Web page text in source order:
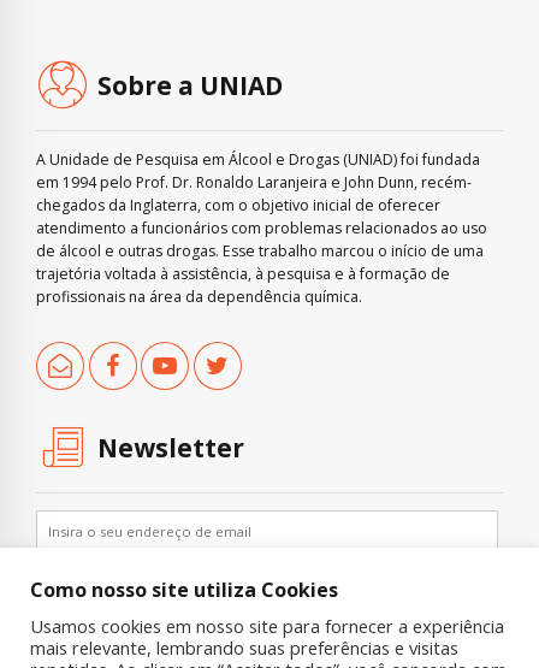
Sobre a UNIAD
A Unidade de Pesquisa em Álcool e Drogas (UNIAD) foi fundada
em 1994 pelo Prof. Dr. Ronaldo Laranjeira e John Dunn, recém-
chegados da Inglaterra, com o objetivo inicial de oferecer
atendimento a funcionários com problemas relacionados ao uso
de álcool e outras drogas. Esse trabalho marcou o início de uma
trajetória voltada à assistência, à pesquisa e à formação de
profissionais na área da dependência química.
Newsletter
Como nosso site utiliza Cookies
Usamos cookies em nosso site para fornecer a experiência
mais relevante, lembrando suas preferências e visitas